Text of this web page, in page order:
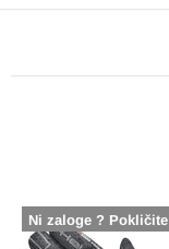
Ni zaloge ? Pokličite